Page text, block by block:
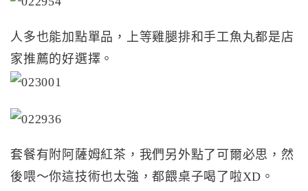
人多也能加點單品，上等雞腿排和手工魚丸都是店
家推薦的好選擇。
套餐有附阿薩姆紅茶，我們另外點了可爾必思，然
後喂～你這技術也太強，都餵桌子喝了啦XD。